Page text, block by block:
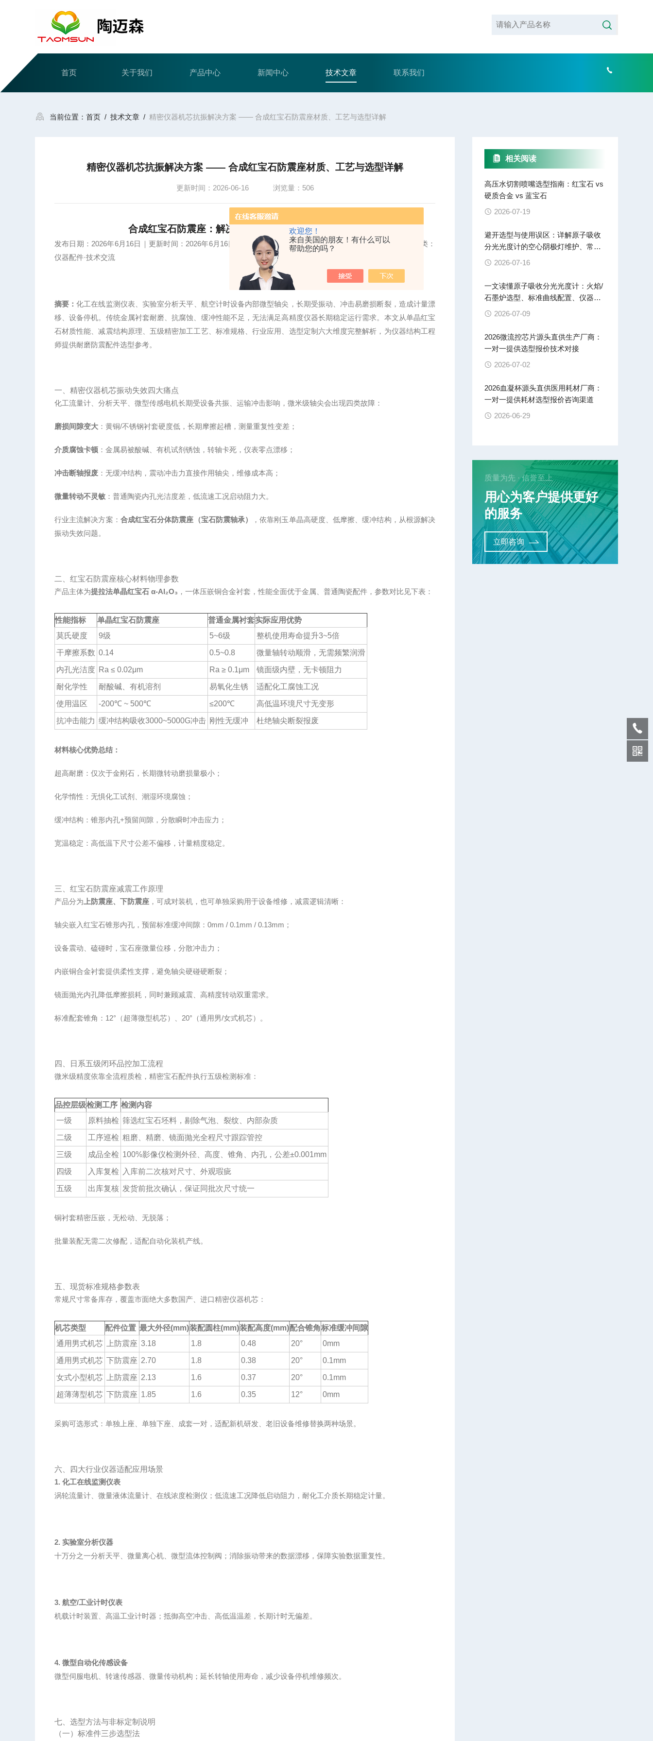
欢迎您！
来自美国的朋友！有什么可以
帮助您的吗？
首页 关于我们 产品中心 新闻中心 技术文章 联系我们
当前位置： 首页 / 技术文章 / 精密仪器机芯抗振解决方案 —— 合成红宝石防震座材质、工艺与选型详解
精密仪器机芯抗振解决方案 —— 合成红宝石防震座材质、工艺与选型详解
更新时间：2026-06-16 浏览量：506
合成红宝石防震座：解决精密机芯振动失效的选型指南
发布日期：2026年6月16日｜更新时间：2026年6月16日｜作者：苏州陶迈森科学仪器有限公司技术团队｜文章分类：
仪器配件·技术交流
摘要：化工在线监测仪表、实验室分析天平、航空计时设备内部微型轴尖，长期受振动、冲击易磨损断裂，造成计量漂
移、设备停机。传统金属衬套耐磨、抗腐蚀、缓冲性能不足，无法满足高精度仪器长期稳定运行需求。本文从单晶红宝
石材质性能、减震结构原理、五级精密加工工艺、标准规格、行业应用、选型定制六大维度完整解析，为仪器结构工程
师提供耐磨防震配件选型参考。
一、精密仪器机芯振动失效四大痛点
化工流量计、分析天平、微型传感电机长期受设备共振、运输冲击影响，微米级轴尖会出现四类故障：
磨损间隙变大 ：黄铜/不锈钢衬套硬度低，长期摩擦起槽，测量重复性变差；
介质腐蚀卡顿 ：金属易被酸碱、有机试剂锈蚀，转轴卡死，仪表零点漂移；
冲击断轴报废 ：无缓冲结构，震动冲击力直接作用轴尖，维修成本高；
微量转动不灵敏 ：普通陶瓷内孔光洁度差，低流速工况启动阻力大。
行业主流解决方案： 合成红宝石分体防震座（宝石防震轴承）
，依靠刚玉单晶高硬度、低摩擦、缓冲结构，从根源解决
振动失效问题。
二、红宝石防震座核心材料物理参数
产品主体为提拉法单晶红宝石 α-Al₂O₃ ，一体压嵌铜合金衬套，性能全面优于金属、普通陶瓷配件，参数对比见下表：
性能指标 单晶红宝石防震座 普通金属衬套实际应用优势
莫氏硬度
9级 5~6级 整机使用寿命提升3~5倍
干摩擦系数 0.14 0.5~0.8 微量轴转动顺滑，无需频繁润滑
内孔光洁度 Ra ≤ 0.02μm Ra ≥ 0.1μm 镜面级内壁，无卡顿阻力
耐化学性 耐酸碱、有机溶剂 易氧化生锈 适配化工腐蚀工况
使用温区 -200℃ ~ 500℃ ≤200℃ 高低温环境尺寸无变形
抗冲击能力 缓冲结构吸收3000~5000G冲击 刚性无缓冲 杜绝轴尖断裂报废
材料核心优势总结：
超高耐磨：仅次于金刚石，长期微转动磨损量极小；
化学惰性：无惧化工试剂、潮湿环境腐蚀；
缓冲结构：锥形内孔+预留间隙，分散瞬时冲击应力；
宽温稳定：高低温下尺寸公差不偏移，计量精度稳定。
三、红宝石防震座减震工作原理
产品分为 上防震座、下防震座 ，可成对装机，也可单独采购用于设备维修，减震逻辑清晰：
轴尖嵌入红宝石锥形内孔，预留标准缓冲间隙：0mm / 0.1mm / 0.13mm；
设备震动、磕碰时，宝石座微量位移，分散冲击力；
内嵌铜合金衬套提供柔性支撑，避免轴尖硬碰硬断裂；
镜面抛光内孔降低摩擦损耗，同时兼顾减震、高精度转动双重需求。
标准配套锥角：12°（超薄微型机芯）、20°（通用男/女式机芯）。
四、日系五级闭环品控加工流程
微米级精度依靠全流程质检，精密宝石配件执行五级检测标准：
品控层级检测工序 检测内容
一级
原料抽检 筛选红宝石坯料，剔除气泡、裂纹、内部杂质
二级 工序巡检 粗磨、精磨、镜面抛光全程尺寸跟踪管控
三级 成品全检 100%影像仪检测外径、高度、锥角、内孔，公差±0.001mm
四级 入库复检 入库前二次核对尺寸、外观瑕疵
五级 出库复核 发货前批次确认，保证同批次尺寸统一
铜衬套精密压嵌，无松动、无脱落；
批量装配无需二次修配，适配自动化装机产线。
五、现货标准规格参数表
常规尺寸常备库存，覆盖市面绝大多数国产、进口精密仪器机芯：
机芯类型 配件位置 最大外径(mm)装配圆柱(mm)装配高度(mm)配合锥角标准缓冲间隙
通用男式机芯
上防震座 3.18 1.8 0.48 20° 0mm
通用男式机芯 下防震座 2.70 1.8 0.38 20° 0.1mm
女式小型机芯 上防震座 2.13 1.6 0.37 20° 0.1mm
超薄薄型机芯 下防震座 1.85 1.6 0.35 12° 0mm
采购可选形式：单独上座、单独下座、成套一对，适配新机研发、老旧设备维修替换两种场景。
六、四大行业仪器适配应用场景
1. 化工在线监测仪表
涡轮流量计、微量液体流量计、在线浓度检测仪；低流速工况降低启动阻力，耐化工介质长期稳定计量。
2. 实验室分析仪器
十万分之一分析天平、微量离心机、微型流体控制阀；消除振动带来的数据漂移，保障实验数据重复性。
3. 航空/工业计时仪表
机载计时装置、高温工业计时器；抵御高空冲击、高低温温差，长期计时无偏差。
4. 微型自动化传感设备
微型伺服电机、转速传感器、微量传动机构；延长转轴使用寿命，减少设备停机维修频次。
七、选型方法与非标定制说明
（一）标准件三步选型法
相关阅读
高压水切割喷嘴选型指南：红宝石 vs
硬质合金 vs 蓝宝石
2026-07-19
避开选型与使用误区：详解原子吸收
分光光度计的空心阴极灯维护、常见
基线漂移故障排查方案
2026-07-16
一文读懂原子吸收分光光度计：火焰/
石墨炉选型、标准曲线配置、仪器校
准全流程操作指南
2026-07-09
2026微流控芯片源头直供生产厂商：
一对一提供选型报价技术对接
2026-07-02
2026血凝杯源头直供医用耗材厂商：
一对一提供耗材选型报价咨询渠道
2026-06-29
质量为先 · 信誉至上
用心为客户提供更好
的服务
立即咨询